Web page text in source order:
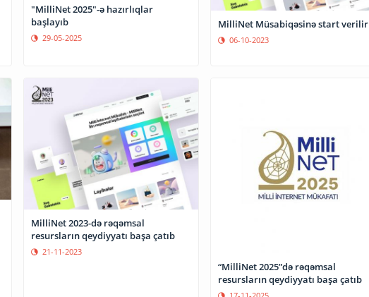
"MilliNet 2025"-ə hazırlıqlar
başlayıb
29-05-2025
MilliNet Müsabiqəsinə start verilir
06-10-2023
MilliNet 2023-də rəqəmsal
resursların qeydiyyatı başa çatıb
21-11-2023
“MilliNet 2025”də rəqəmsal
resursların qeydiyyatı başa çatıb
17-11-2025